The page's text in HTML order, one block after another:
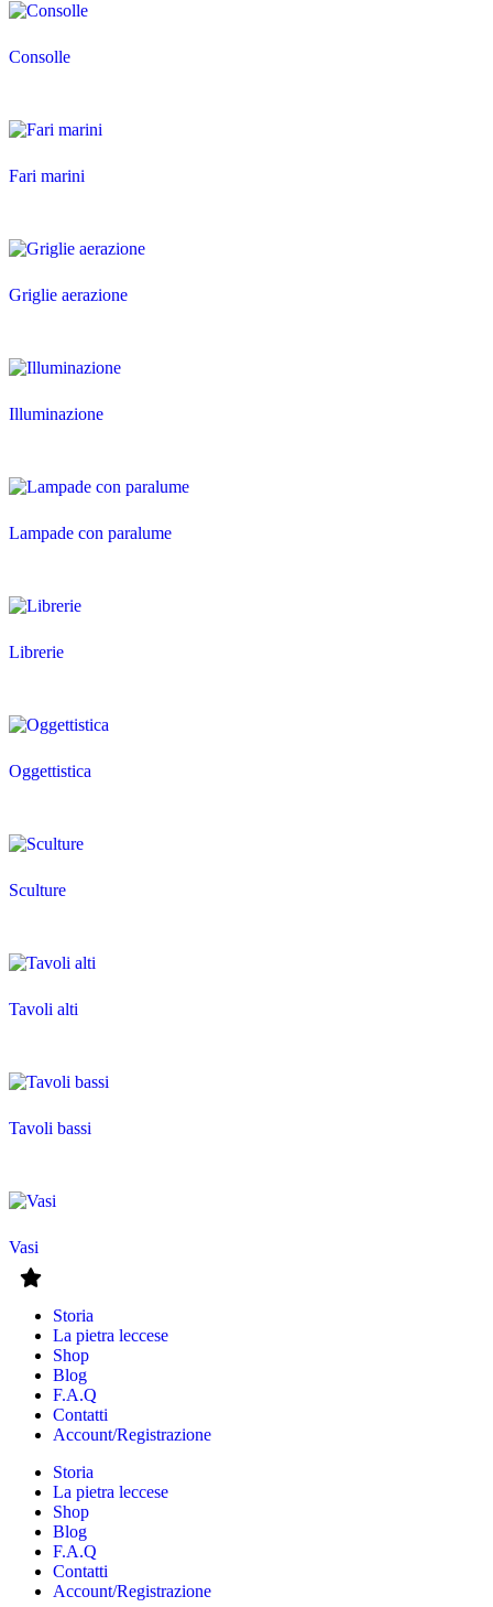
Consolle
Fari marini
Griglie aerazione
Illuminazione
Lampade con paralume
Librerie
Oggettistica
Sculture
Tavoli alti
Tavoli bassi
Vasi
Storia
La pietra leccese
Shop
Blog
F.A.Q
Contatti
Account/Registrazione
Storia
La pietra leccese
Shop
Blog
F.A.Q
Contatti
Account/Registrazione